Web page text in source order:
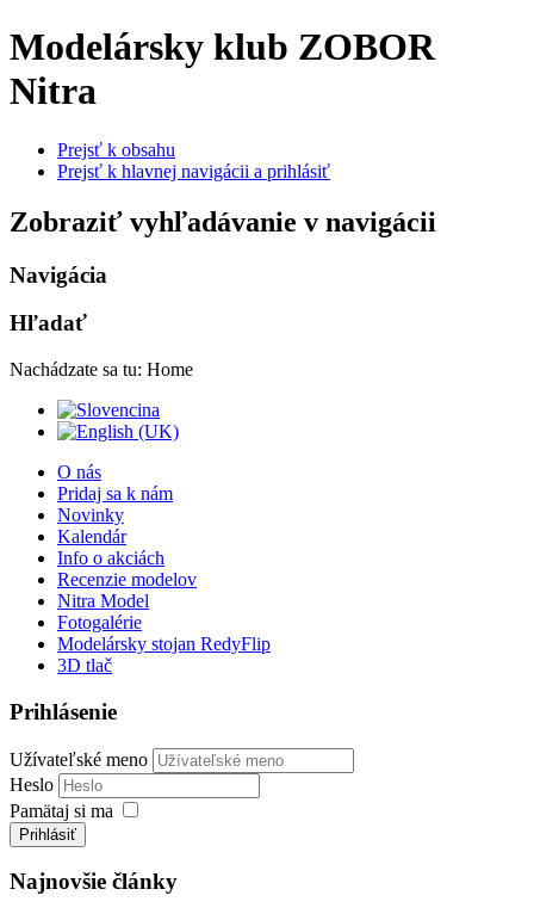
Modelársky klub ZOBOR
Nitra
Prejsť k obsahu
Prejsť k hlavnej navigácii a prihlásiť
Zobraziť vyhľadávanie v navigácii
Navigácia
Hľadať
Nachádzate sa tu: Home
O nás
Pridaj sa k nám
Novinky
Kalendár
Info o akciách
Recenzie modelov
Nitra Model
Fotogalérie
Modelársky stojan RedyFlip
3D tlač
Prihlásenie
Užívateľské meno
Heslo
Pamätaj si ma
Prihlásiť
Najnovšie články